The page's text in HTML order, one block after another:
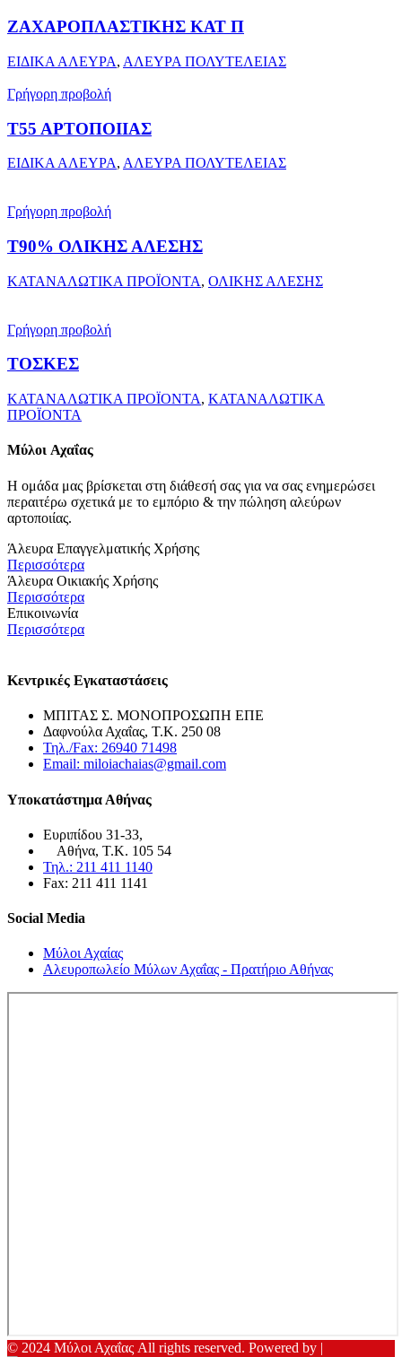
ΖΑΧΑΡΟΠΛΑΣΤΙΚΗΣ ΚΑΤ Π
ΕΙΔΙΚΑ ΑΛΕΥΡΑ, ΑΛΕΥΡΑ ΠΟΛΥΤΕΛΕΙΑΣ
Γρήγορη προβολή
Τ55 ΑΡΤΟΠΟΙΙΑΣ
ΕΙΔΙΚΑ ΑΛΕΥΡΑ, ΑΛΕΥΡΑ ΠΟΛΥΤΕΛΕΙΑΣ
Γρήγορη προβολή
T90% ΟΛΙΚΗΣ ΑΛΕΣΗΣ
ΚΑΤΑΝΑΛΩΤΙΚΑ ΠΡΟΪΟΝΤΑ, ΟΛΙΚΗΣ ΑΛΕΣΗΣ
Γρήγορη προβολή
ΤΟΣΚΕΣ
ΚΑΤΑΝΑΛΩΤΙΚΑ ΠΡΟΪΟΝΤΑ, ΚΑΤΑΝΑΛΩΤΙΚΑ
ΠΡΟΪΟΝΤΑ
Μύλοι Αχαΐας
Η ομάδα μας βρίσκεται στη διάθεσή σας για να σας ενημερώσει
περαιτέρω σχετικά με το εμπόριο & την πώληση αλεύρων
αρτοποιίας.
Άλευρα Επαγγελματικής Χρήσης
Περισσότερα
Άλευρα Οικιακής Χρήσης
Περισσότερα
Επικοινωνία
Περισσότερα
Κεντρικές Εγκαταστάσεις
ΜΠΙΤΑΣ Σ. ΜΟΝΟΠΡΟΣΩΠΗ ΕΠΕ
Δαφνούλα Αχαΐας, Τ.Κ. 250 08
Τηλ./Fax: 26940 71498
Email: miloiachaias@gmail.com
Υποκατάστημα Αθήνας
Ευριπίδου 31-33,
Αθήνα, Τ.Κ. 105 54
Τηλ.: 211 411 1140
Fax: 211 411 1141
Social Media
Μύλοι Αχαίας
Αλευροπωλείο Μύλων Αχαΐας - Πρατήριο Αθήνας
© 2024 Μύλοι Αχαΐας All rights reserved. Powered by |